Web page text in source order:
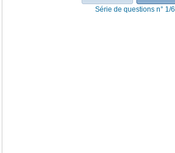
Série de questions n° 1/6